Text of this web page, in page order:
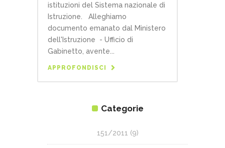
istituzioni del Sistema nazionale di
Istruzione. Alleghiamo
documento emanato dal Ministero
dell'Istruzione - Ufficio di
Gabinetto, avente...
APPROFONDISCI
Categorie
151/2011 (9)